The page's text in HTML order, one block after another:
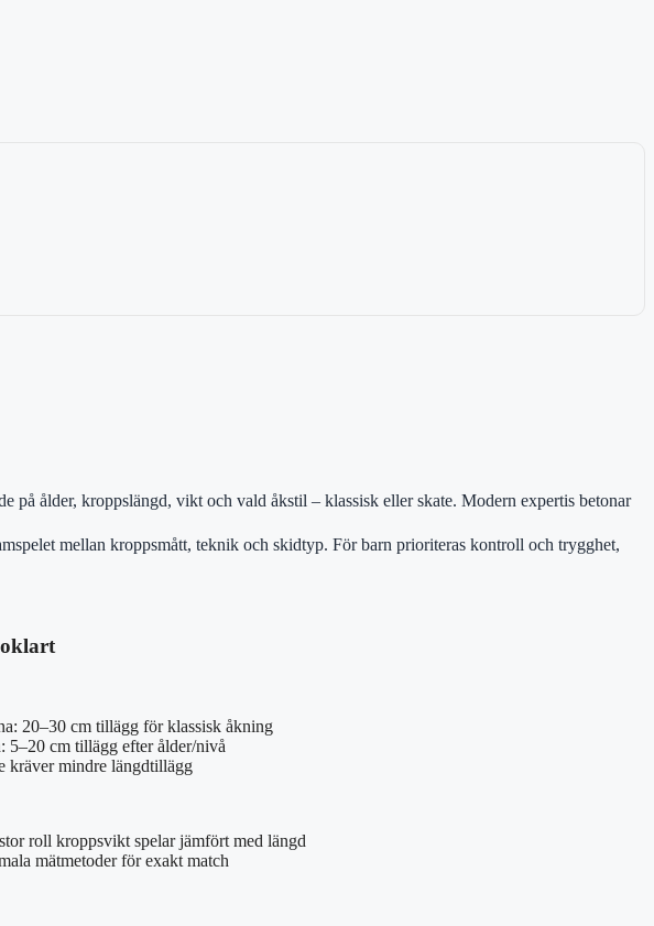
på ålder, kroppslängd, vikt och vald åkstil – klassisk eller skate. Modern expertis betonar
mellan kroppsmått, teknik och skidtyp. För barn prioriteras kontroll och trygghet,
20–30 cm tillägg för klassisk åkning
5–20 cm tillägg efter ålder/nivå
kräver mindre längdtillägg
roll kroppsvikt spelar jämfört med längd
mätmetoder för exakt match